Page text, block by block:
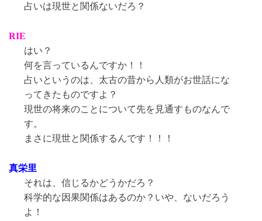
占いは現世と関係ないだろ？
RIE
はい？
何を言っているんですか！！
占いというのは、太古の昔から人類がお世話にな
ってきたものですよ？
現世の将来のことについて先を見通すものなんで
す。
まさに現世と関係するんです！！！
真栄里
それは、信じるかどうかだろ？
科学的な因果関係はあるのか？いや、ないだろう
よ！